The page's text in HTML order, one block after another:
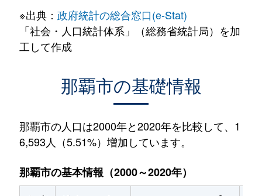
※出典： 政府統計の総合窓口(e-Stat)
「社会・人口統計体系」（総務省統計局）を加
工して作成
那覇市の基礎情報
那覇市の人口は2000年と2020年を比較して、1
6,593人（5.51%）増加しています。
那覇市の基本情報（2000～2020年）